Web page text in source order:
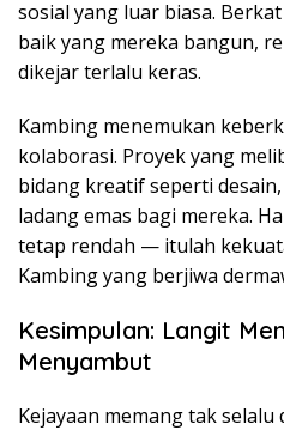
sosial yang luar biasa.
baik yang mereka bangun,
dikejar terlalu keras.
Kambing menemukan
kolaborasi. Proyek yang
bidang kreatif seperti
ladang emas bagi mereka.
tetap rendah — itulah
Kambing yang berjiwa
Kesimpulan: Langit
Menyambut
Kejayaan memang tak